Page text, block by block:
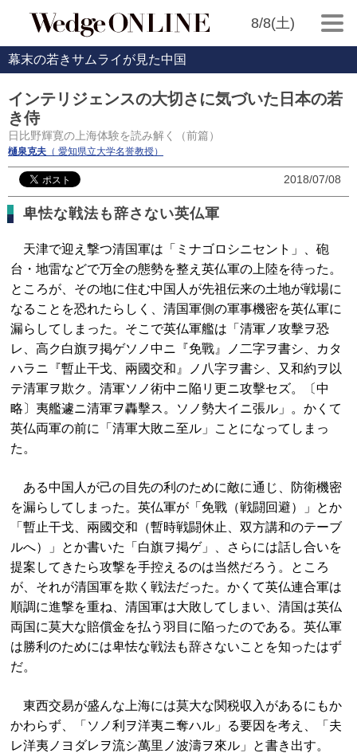
8/8(土)
幕末の若きサムライが見た中国
インテリジェンスの大切さに気づいた日本の若
き侍
日比野輝寛の上海体験を読み解く（前篇）
樋泉克夫 （ 愛知県立大学名誉教授）
2018/07/08
卑怯な戦法も辞さない英仏軍
天津で迎え撃つ清国軍は「ミナゴロシニセント」、砲
台・地雷などで万全の態勢を整え英仏軍の上陸を待った。
ところが、その地に住む中国人が先祖伝来の土地が戦場に
なることを恐れたらしく、清国軍側の軍事機密を英仏軍に
漏らしてしまった。そこで英仏軍艦は「清軍ノ攻擊ヲ恐
レ、高ク白旗ヲ掲ゲソノ中ニ『免戰』ノ二字ヲ書シ、カタ
ハラニ『暫止干戈、兩國交和』ノ八字ヲ書シ、又和約ヲ以
テ清軍ヲ欺ク。清軍ソノ術中ニ陥リ更ニ攻擊セズ。〔中
略〕夷艦遽ニ清軍ヲ轟擊ス。ソノ勢大イニ張ル」。かくて
英仏両軍の前に「清軍大敗ニ至ル」ことになってしまっ
た。
ある中国人が己の目先の利のために敵に通じ、防衛機密
を漏らしてしまった。英仏軍が「免戰（戦闘回避）」とか
「暫止干戈、兩國交和（暫時戦闘休止、双方講和のテーブ
ルへ）」とか書いた「白旗ヲ掲ゲ」、さらには話し合いを
提案してきたら攻撃を手控えるのは当然だろう。ところ
が、それが清国軍を欺く戦法だった。かくて英仏連合軍は
順調に進撃を重ね、清国軍は大敗してしまい、清国は英仏
両国に莫大な賠償金を払う羽目に陥ったのである。英仏軍
は勝利のためには卑怯な戦法も辞さないことを知ったはず
だ。
東西交易が盛んな上海には莫大な関税収入があるにもか
かわらず、「ソノ利ヲ洋夷ニ奪ハル」る要因を考え、「夫
レ洋夷ノヨダレヲ流シ萬里ノ波濤ヲ來ル」と書き出す。